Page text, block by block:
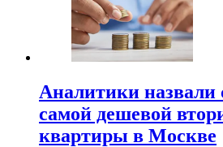
Аналитики назвали
самой дешевой
квартиры в Москве